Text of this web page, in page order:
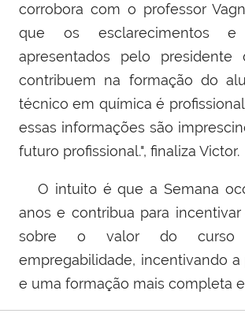
corrobora com o professor
que os esclarecimentos e
apresentados pelo presidente
contribuem na formação do
técnico em química é
essas informações são
futuro profissional.", finaliza Victor.
O intuito é que a Semana
anos e contribua para
sobre o valor do curso
empregabilidade, incentivando a
e uma formação mais completa